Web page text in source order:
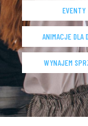
EVENTY
ANIMACJE DLA
WYNAJEM